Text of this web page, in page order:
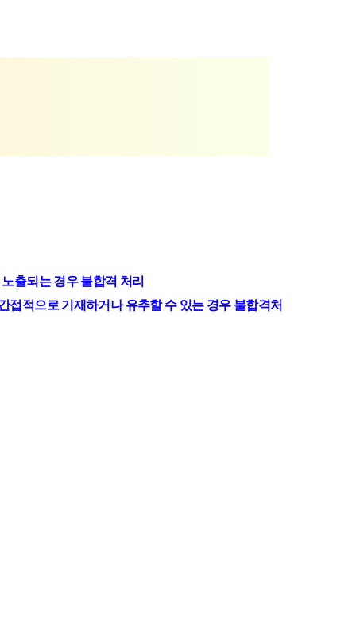
출되는 경우 불합격 처리
접적으로 기재하거나 유추할 수 있는 경우 불합격처